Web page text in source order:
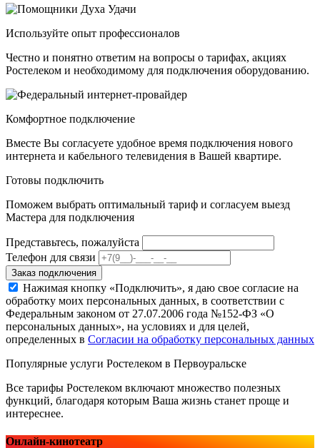
Используйте опыт профессионалов
Честно и понятно ответим на вопросы о тарифах, акциях
Ростелеком и необходимому для подключения оборудованию.
Комфортное подключение
Вместе Вы согласуете удобное время подключения нового
интернета и кабельного телевидения в Вашей квартире.
Готовы подключить
Поможем выбрать оптимальный тариф и согласуем выезд
Мастера для подключения
Представьтесь, пожалуйста
Телефон для связи
Заказ подключения
Нажимая кнопку «Подключить», я даю свое согласие на
обработку моих персональных данных, в соответствии с
Федеральным законом от 27.07.2006 года №152-ФЗ «О
персональных данных», на условиях и для целей,
определенных в Согласии на обработку персональных данных
Популярные услуги Ростелеком в Первоуральске
Все тарифы Ростелеком включают множество полезных
функций, благодаря которым Ваша жизнь станет проще и
интереснее.
Онлайн-кинотеатр